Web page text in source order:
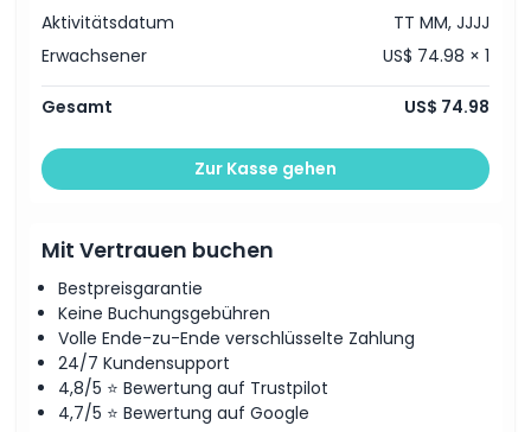
Aktivitätsdatum
TT MM, JJJJ
Erwachsener
US$ 74.98 × 1
Gesamt US$ 74.98
Zur Kasse gehen
Mit Vertrauen buchen
Bestpreisgarantie
Keine Buchungsgebühren
Volle Ende-zu-Ende verschlüsselte Zahlung
24/7 Kundensupport
4,8/5 ⭐ Bewertung auf Trustpilot
4,7/5 ⭐ Bewertung auf Google